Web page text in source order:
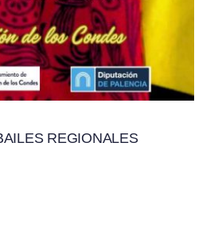
REGIONALES